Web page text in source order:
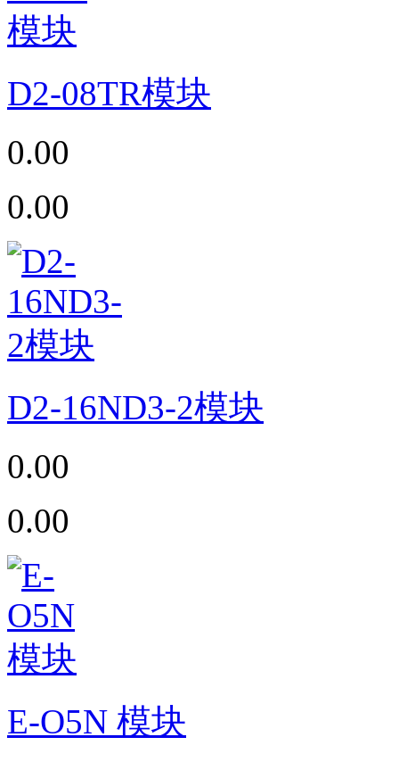
D2-08TR模块
0.00
0.00
D2-16ND3-2模块
0.00
0.00
E-O5N 模块